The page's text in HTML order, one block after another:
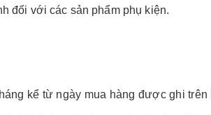
đối với các sản phẩm phụ kiện.
kể từ ngày mua hàng được ghi